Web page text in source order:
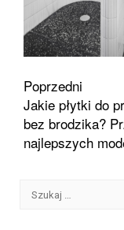
Zobacz
wpisy
Poprzedni
Jakie płytki do
bez brodzika?
najlepszych
Szukaj: